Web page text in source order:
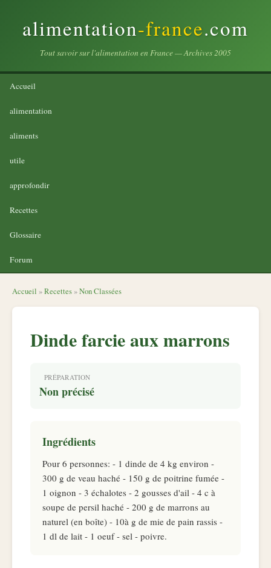
alimentation-france.com
Tout savoir sur l'alimentation en France — Archives 2005
Accueil
alimentation
aliments
utile
approfondir
Recettes
Glossaire
Forum
Accueil »Recettes »Non Classées
Dinde farcie aux marrons
PRÉPARATION
Non précisé
Ingrédients
Pour 6 personnes: - 1 dinde de 4 kg environ -
300 g de veau haché - 150 g de poitrine fumée -
1 oignon - 3 échalotes - 2 gousses d'ail - 4 c à
soupe de persil haché - 200 g de marrons au
naturel (en boîte) - 10à g de mie de pain rassis -
1 dl de lait - 1 oeuf - sel - poivre.